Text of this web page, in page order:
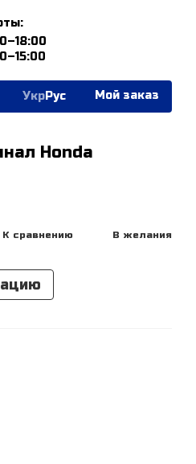
УкрРус Мой заказ
Honda
К сравнению В желания